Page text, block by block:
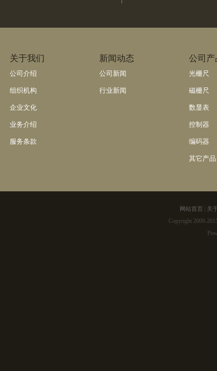
关于我们
公司介绍
组织机构
企业文化
业务介绍
服务条款
新闻动态
公司新闻
行业新闻
公司产
光栅尺
磁栅尺
数显表
控制器
编码器
其它产品
网站首页|
关
Copyright 2009-